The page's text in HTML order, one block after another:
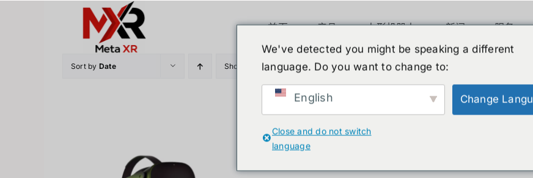
首页 产品 人形机器人 新闻 服务
Sort by Date Show 12 Products
Meta Quest 3S Xbox Edition 128GB Black
We've detected you might be speaking a different
language. Do you want to change to:
English Change
Close and do not switch
language